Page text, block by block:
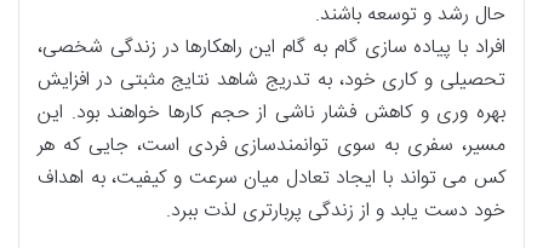
حال رشد و توسعه باشند.
افراد با پیاده سازی گام به گام این راهکارها در زندگی شخصی،
تحصیلی و کاری خود، به تدریج شاهد نتایج مثبتی در افزایش
بهره وری و کاهش فشار ناشی از حجم کارها خواهند بود. این
مسیر، سفری به سوی توانمندسازی فردی است، جایی که هر
کس می تواند با ایجاد تعادل میان سرعت و کیفیت، به اهداف
خود دست یابد و از زندگی پربارتری لذت ببرد.